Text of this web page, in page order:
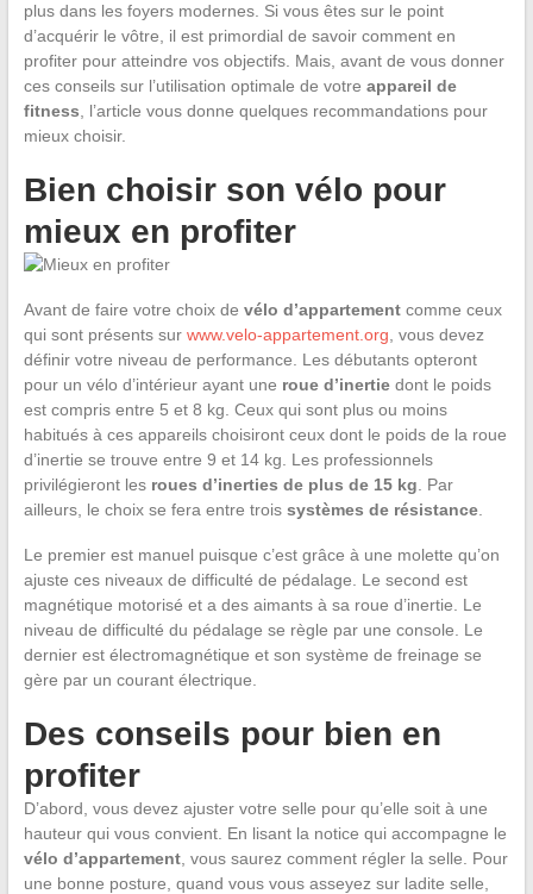
plus dans les foyers modernes. Si vous êtes sur le point
d’acquérir le vôtre, il est primordial de savoir comment en
profiter pour atteindre vos objectifs. Mais, avant de vous donner
ces conseils sur l’utilisation optimale de votre appareil de
fitness , l’article vous donne quelques recommandations pour
mieux choisir.
Bien choisir son vélo pour
mieux en profiter
Avant de faire votre choix de vélo d’appartementcomme ceux
qui sont présents sur www.velo-appartement.org , vous devez
définir votre niveau de performance. Les débutants opteront
pour un vélo d’intérieur ayant une roue d’inertiedont le poids
est compris entre 5 et 8 kg. Ceux qui sont plus ou moins
habitués à ces appareils choisiront ceux dont le poids de la roue
d’inertie se trouve entre 9 et 14 kg. Les professionnels
privilégieront les roues d’inerties de plus de 15 kg . Par
ailleurs, le choix se fera entre trois systèmes de résistance.
Le premier est manuel puisque c’est grâce à une molette qu’on
ajuste ces niveaux de difficulté de pédalage. Le second est
magnétique motorisé et a des aimants à sa roue d’inertie. Le
niveau de difficulté du pédalage se règle par une console. Le
dernier est électromagnétique et son système de freinage se
gère par un courant électrique.
Des conseils pour bien en
profiter
D’abord, vous devez ajuster votre selle pour qu’elle soit à une
hauteur qui vous convient. En lisant la notice qui accompagne le
vélo d’appartement, vous saurez comment régler la selle. Pour
une bonne posture, quand vous vous asseyez sur ladite selle,